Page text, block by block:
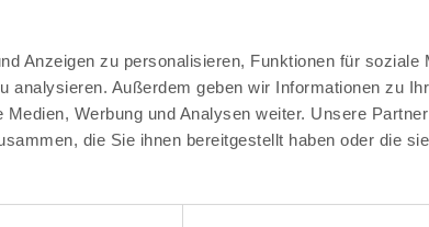
Anzeigen zu personalisieren, Funktionen für soziale
analysieren. Außerdem geben wir Informationen zu
Werbung und Analysen weiter. Unsere
die Sie ihnen bereitgestellt haben oder die